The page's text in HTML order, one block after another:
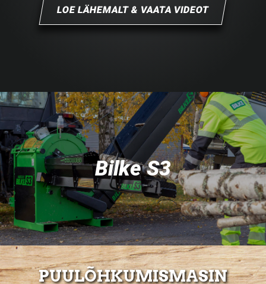
LOE LÄHEMALT & VAATA VIDEOT
Bilke S3
PUULÕHKUMISMASIN